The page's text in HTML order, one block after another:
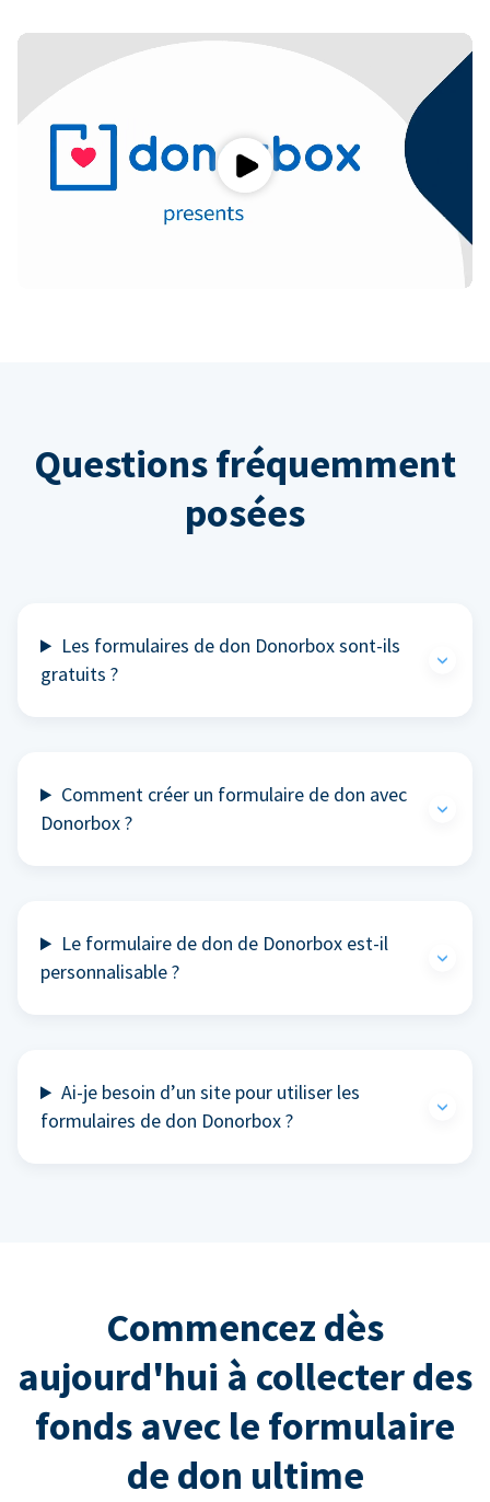
Play
Questions fréquemment
posées
Les formulaires de don Donorbox sont-ils
gratuits ?
Comment créer un formulaire de don avec
Donorbox ?
Le formulaire de don de Donorbox est-il
personnalisable ?
Ai-je besoin d’un site pour utiliser les
formulaires de don Donorbox ?
Commencez dès
aujourd'hui à collecter des
fonds avec le formulaire
de don ultime